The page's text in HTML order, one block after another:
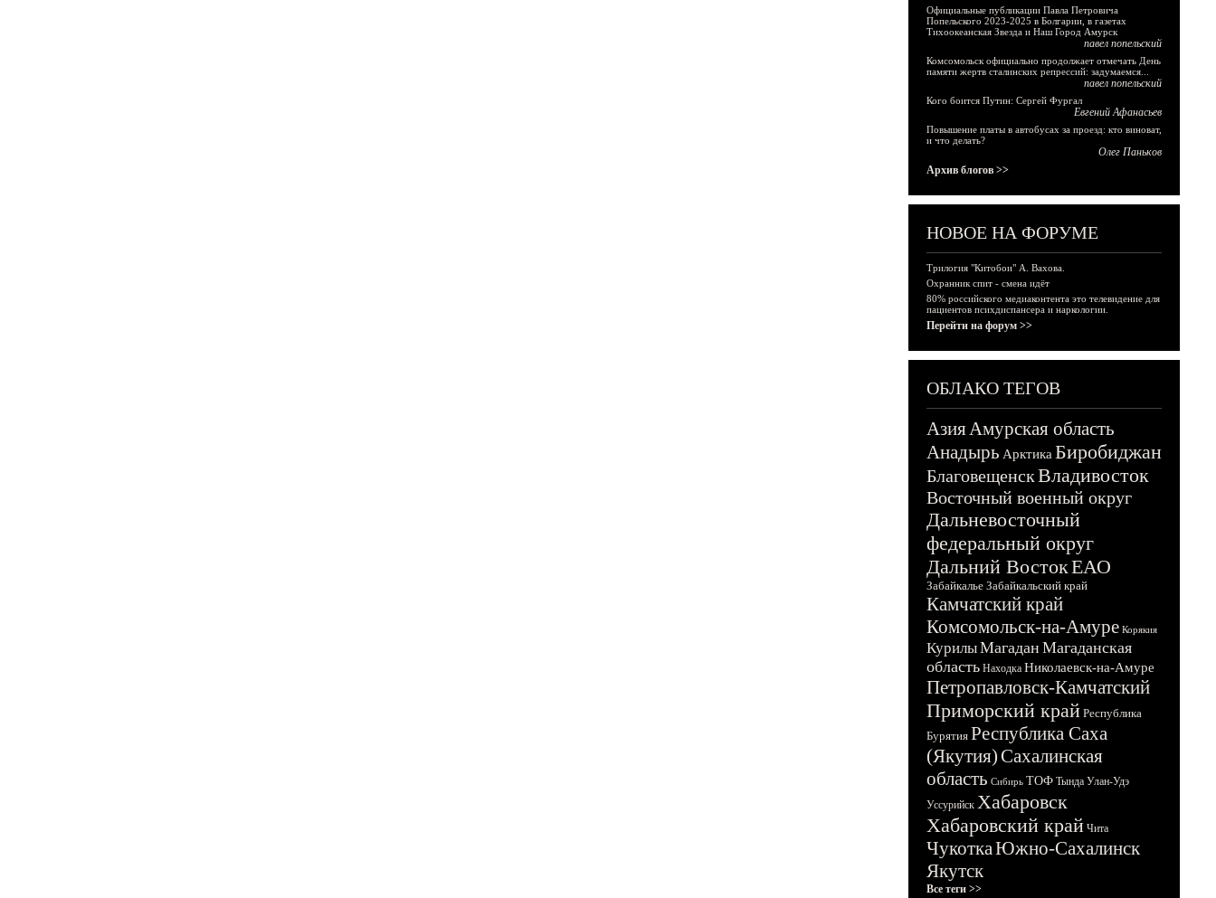
Официальные публикации Павла Петровича
Попельского 2023-2025 в Болгарии, в газетах
Тихоокеанская Звезда и Наш Город Амурск
павел попельский
Комсомольск официально продолжает отмечать День
памяти жертв сталинских репрессий: задумаемся...
павел попельский
Кого боится Путин: Сергей Фургал
Евгений Афанасьев
Повышение платы в автобусах за проезд: кто виноват,
и что делать?
Олег Паньков
Архив блогов >>
НОВОЕ НА ФОРУМЕ
Трилогия "Китобои" А. Вахова.
Охранник спит - смена идёт
80% российского медиаконтента это телевидение для
пациентов психдиспансера и наркологии.
Перейти на форум >>
ОБЛАКО ТЕГОВ
АзияАмурская область
Анадырь Арктика Биробиджан
БлаговещенскВладивосток
Восточный военный округ
Дальневосточный
федеральный округ
Дальний ВостокЕАО
Забайкалье Забайкальский край
Камчатский край
Комсомольск-на-Амуре Корякия
КурилыМагадан Магаданская
область Находка Николаевск-на-Амуре
Петропавловск-Камчатский
Приморский край Республика
Бурятия Республика Саха
(Якутия)Сахалинская
область Сибирь ТОФ Тында Улан-Удэ
Уссурийск Хабаровск
Хабаровский край Чита
ЧукоткаЮжно-Сахалинск
Якутск
Все теги >>